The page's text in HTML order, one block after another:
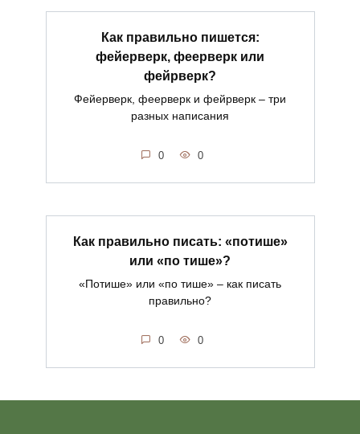
Как правильно пишется:
фейерверк, феерверк или
фейрверк?
Фейерверк, феерверк и фейрверк – три
разных написания
0 0
Как правильно писать: «потише»
или «по тише»?
«Потише» или «по тише» – как писать
правильно?
0 0